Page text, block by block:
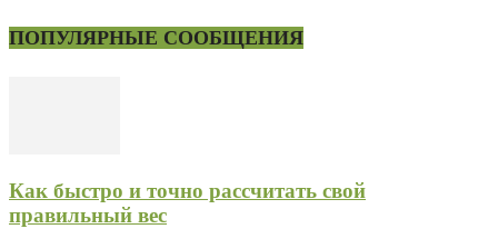
ПОПУЛЯРНЫЕ СООБЩЕНИЯ
Как быстро и точно рассчитать свой
правильный вес